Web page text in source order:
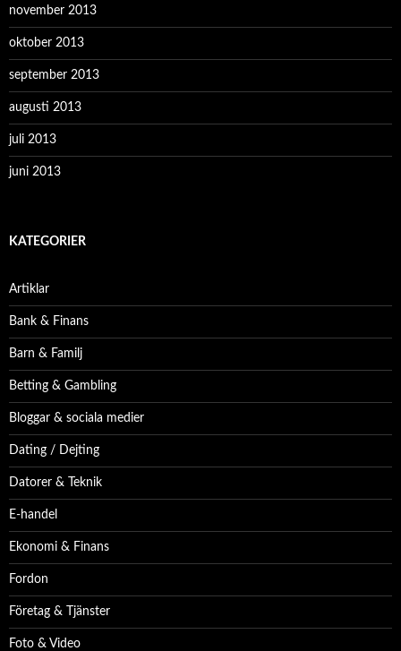
november 2013
oktober 2013
september 2013
augusti 2013
juli 2013
juni 2013
KATEGORIER
Artiklar
Bank & Finans
Barn & Familj
Betting & Gambling
Bloggar & sociala medier
Dating / Dejting
Datorer & Teknik
E-handel
Ekonomi & Finans
Fordon
Företag & Tjänster
Foto & Video